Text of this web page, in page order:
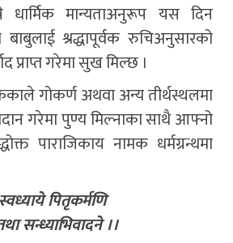
धार्मिक मान्यताअनुरूप यस दिन
श्रद्धापूर्वक रुचिअनुसारको
प्राप्त गरेमा सुख मिल्छ ।
गोकर्ण अथवा अन्य तीर्थस्थलमा
गरेमा पुण्य मिल्नाका साथै आफ्नो
पाराजिकाय नामक धर्मग्रन्थमा
पितृकर्मणि
सन्ध्याभिवादने ।।